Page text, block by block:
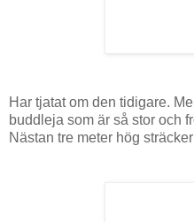
Har tjatat om den tidigare.
buddleja som är så stor och
Nästan tre meter hög